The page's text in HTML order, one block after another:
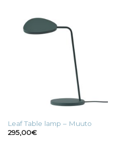
Leaf Table lamp – Muuto
295,00€